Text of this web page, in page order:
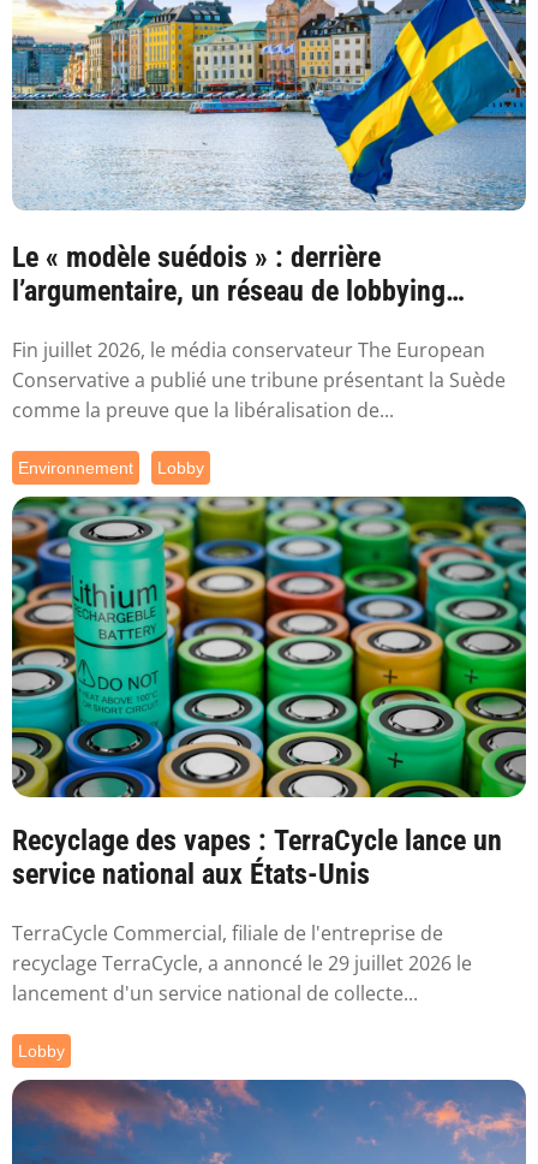
Le « modèle suédois » : derrière
l’argumentaire, un réseau de lobbying
Fin juillet 2026, le média conservateur The European
Conservative a publié une tribune présentant la Suède
comme la preuve que la libéralisation de...
Environnement Lobby
Recyclage des vapes : TerraCycle lance un
service national aux États-Unis
TerraCycle Commercial, filiale de l'entreprise de
recyclage TerraCycle, a annoncé le 29 juillet 2026 le
lancement d'un service national de collecte...
Lobby